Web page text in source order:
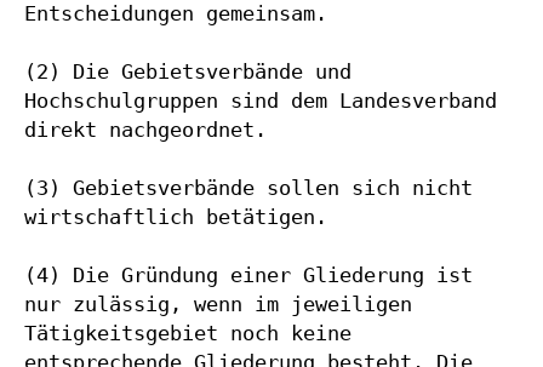
Entscheidungen gemeinsam.
(2) Die Gebietsverbände und
Hochschulgruppen sind dem Landesverband
direkt nachgeordnet.
(3) Gebietsverbände sollen sich nicht
wirtschaftlich betätigen.
(4) Die Gründung einer Gliederung ist
nur zulässig, wenn im jeweiligen
Tätigkeitsgebiet noch keine